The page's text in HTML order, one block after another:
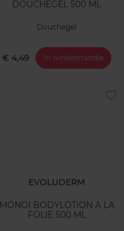
DOUCHEGEL 500 ML
Douchegel
€ 4,49 In winkelmandje
EVOLUDERM
MONOI BODYLOTION A LA
FOLIE 500 ML